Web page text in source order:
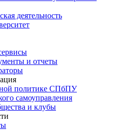
деятельность
и отчеты
политике СПбПУ
самоуправления
и клубы